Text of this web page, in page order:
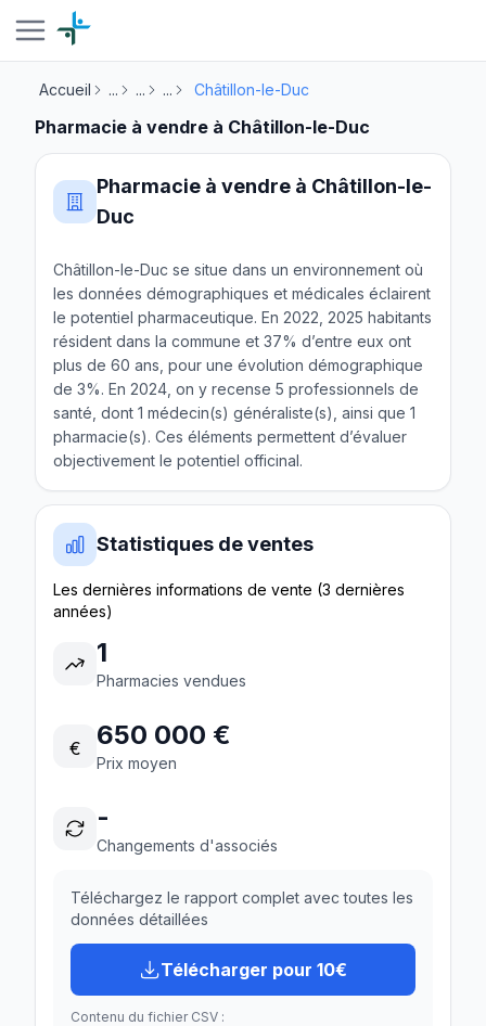
Accueil ... ... ... Châtillon-le-Duc
Pharmacie à vendre à Châtillon-le-Duc
Pharmacie à vendre à Châtillon-le-
Duc
Châtillon-le-Duc se situe dans un environnement où
les données démographiques et médicales éclairent
le potentiel pharmaceutique. En 2022, 2025 habitants
résident dans la commune et 37% d’entre eux ont
plus de 60 ans, pour une évolution démographique
de 3%. En 2024, on y recense 5 professionnels de
santé, dont 1 médecin(s) généraliste(s), ainsi que 1
pharmacie(s). Ces éléments permettent d’évaluer
objectivement le potentiel officinal.
Statistiques de ventes
Les dernières informations de vente (3 dernières
années)
1
Pharmacies vendues
€ 650 000 €
Prix moyen
-
Changements d'associés
Téléchargez le rapport complet avec toutes les
données détaillées
Télécharger pour 10€
Contenu du fichier CSV :